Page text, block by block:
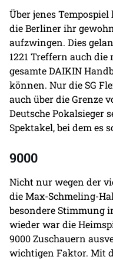
Über jenes
die Berliner ihr
aufzwingen. Dies
1221 Treffern auch
gesamte DAIKIN
können. Nur die SG
auch über die Grenze
Deutsche Pokalsieger
Spektakel, bei dem es
9000
Nicht nur wegen der
die Max-Schmeling-
besondere Stimmung
wieder war die
9000 Zuschauern
wichtigen Faktor. Mit